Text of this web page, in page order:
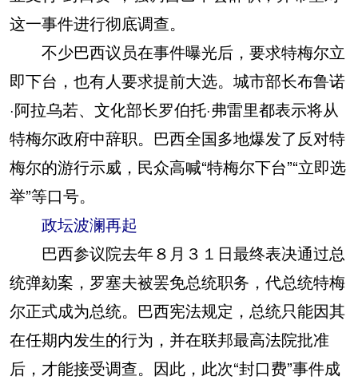
这一事件进行彻底调查。
不少巴西议员在事件曝光后，要求特梅尔立
即下台，也有人要求提前大选。城市部长布鲁诺
·阿拉乌若、文化部长罗伯托·弗雷里都表示将从
特梅尔政府中辞职。巴西全国多地爆发了反对特
梅尔的游行示威，民众高喊“特梅尔下台”“立即选
举”等口号。
政坛波澜再起
巴西参议院去年８月３１日最终表决通过总
统弹劾案，罗塞夫被罢免总统职务，代总统特梅
尔正式成为总统。巴西宪法规定，总统只能因其
在任期内发生的行为，并在联邦最高法院批准
后，才能接受调查。因此，此次“封口费”事件成